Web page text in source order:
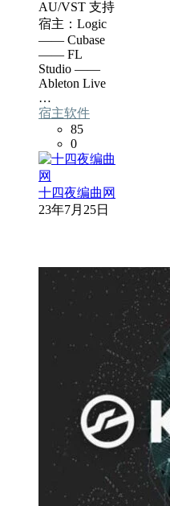
AU/VST 支持
宿主：Logic
—— Cubase
—— FL
Studio ——
Ableton Live
…
宿主软件
85
0
十四夜编曲网
23年7月25日